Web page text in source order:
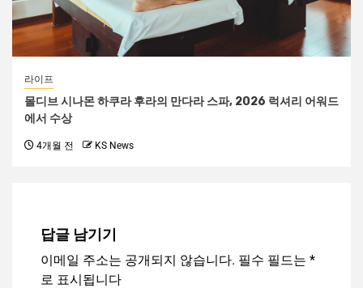
라이프
몰디브 시나몬 하쿠라 후라의 만다라 스파, 2026 럭셔리 어워드
에서 수상
4개월 전 KS News
답글 남기기
이메일 주소는 공개되지 않습니다. 필수 필드는 *
로 표시됩니다